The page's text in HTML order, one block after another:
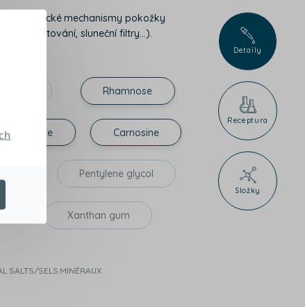
Detaily
Receptura
Složky
biologické mechanismy pokožky
matování, sluneční filtry...).
Rhamnose
Carnosine
Pentylene glycol
Xanthan gum
SALTS/SELS MINÉRAUX